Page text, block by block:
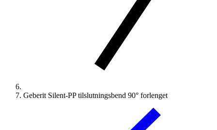
Geberit Silent-PP tilslutningsbend 90° forlenget